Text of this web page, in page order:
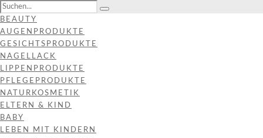
BEAUTY
AUGENPRODUKTE
GESICHTSPRODUKTE
NAGELLACK
LIPPENPRODUKTE
PFLEGEPRODUKTE
NATURKOSMETIK
ELTERN & KIND
BABY
LEBEN MIT KINDERN